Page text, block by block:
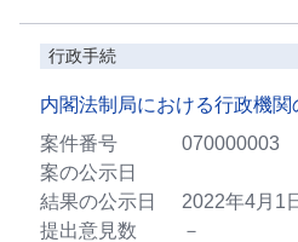
行政手続
内閣法制局における行政機
案件番号
070000003
案の公示日
結果の公示日
2022年4月1
提出意見数
－